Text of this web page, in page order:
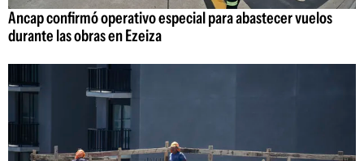
Ancap confirmó operativo especial para abastecer vuelos
durante las obras en Ezeiza